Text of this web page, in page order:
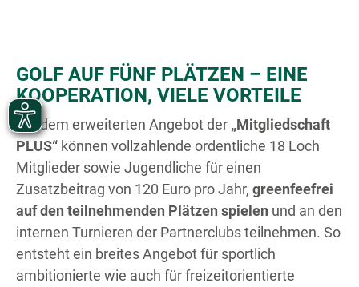
GOLF AUF FÜNF PLÄTZEN – EINE
KOOPERATION, VIELE VORTEILE
Mit dem erweiterten Angebot der „Mitgliedschaft
PLUS“ können vollzahlende ordentliche 18 Loch
Mitglieder sowie Jugendliche für einen
Zusatzbeitrag von 120 Euro pro Jahr, greenfeefrei
auf den teilnehmenden Plätzen spielen und an den
internen Turnieren der Partnerclubs teilnehmen. So
entsteht ein breites Angebot für sportlich
ambitionierte wie auch für freizeitorientierte